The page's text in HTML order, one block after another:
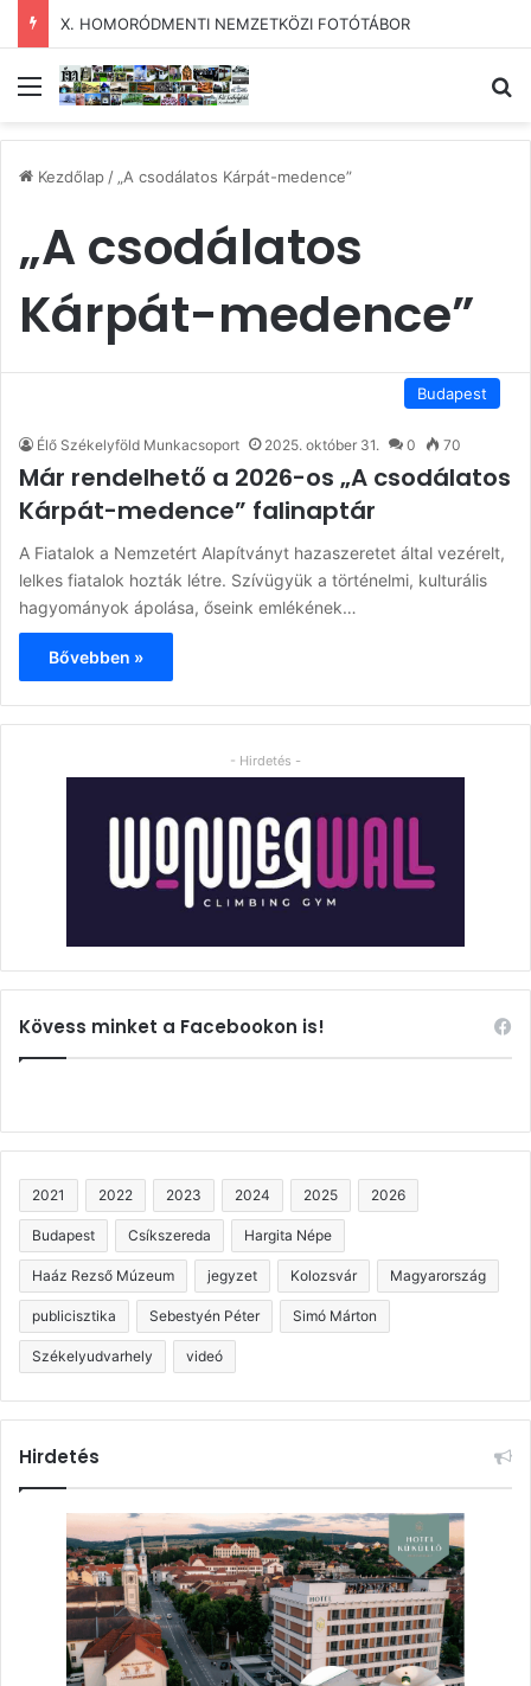
X. HOMORÓDMENTI NEMZETKÖZI FOTÓTÁBOR
Menü
Kezdőlap/ „A csodálatos Kárpát-medence”
„A csodálatos
Kárpát-medence”
Budapest
Élő Székelyföld Munkacsoport 2025. október 31. 0 70
Már rendelhető a 2026-os „A csodálatos
Kárpát-medence” falinaptár
A Fiatalok a Nemzetért Alapítványt hazaszeretet által vezérelt,
lelkes fiatalok hozták létre. Szívügyük a történelmi, kulturális
hagyományok ápolása, őseink emlékének…
Bővebben »
- Hirdetés -
Kövess minket a Facebookon is!
2021 2022 2023 2024 2025 2026
Budapest Csíkszereda Hargita Népe
Haáz Rezső Múzeum jegyzet Kolozsvár Magyarország
publicisztika Sebestyén Péter Simó Márton
Székelyudvarhely videó
Hirdetés